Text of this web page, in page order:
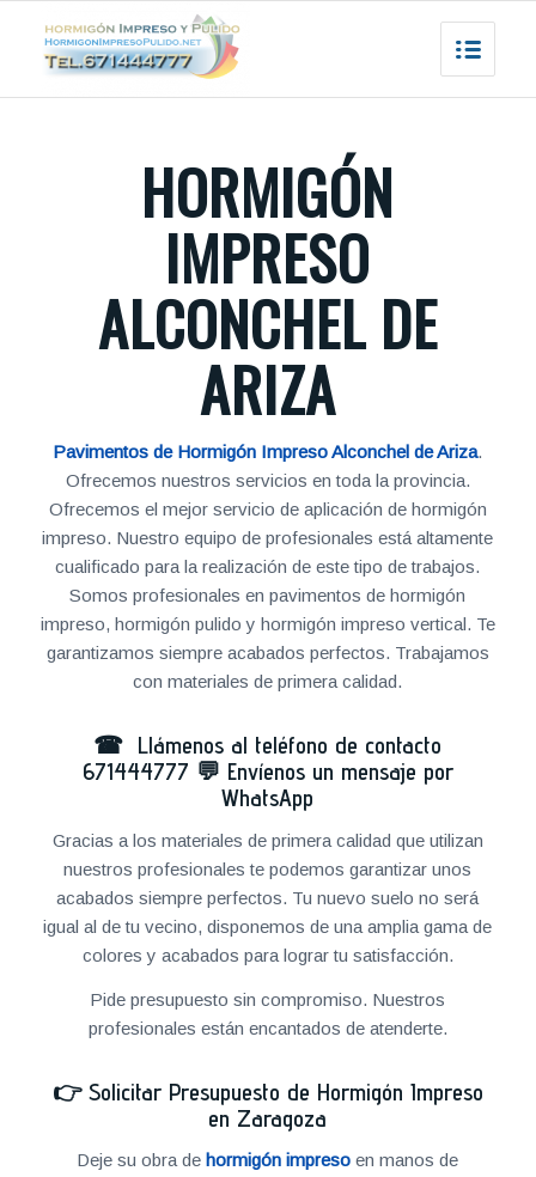
HORMIGÓN
IMPRESO
ALCONCHEL DE
ARIZA
Pavimentos de Hormigón Impreso Alconchel de Ariza.
Ofrecemos nuestros servicios en toda la provincia.
Ofrecemos el mejor servicio de aplicación de hormigón
impreso. Nuestro equipo de profesionales está altamente
cualificado para la realización de este tipo de trabajos.
Somos profesionales en pavimentos de hormigón
impreso, hormigón pulido y hormigón impreso vertical. Te
garantizamos siempre acabados perfectos. Trabajamos
con materiales de primera calidad.
☎ Llámenos al teléfono de contacto
671444777 💬 Envíenos un mensaje por
WhatsApp
Gracias a los materiales de primera calidad que utilizan
nuestros profesionales te podemos garantizar unos
acabados siempre perfectos. Tu nuevo suelo no será
igual al de tu vecino, disponemos de una amplia gama de
colores y acabados para lograr tu satisfacción.
Pide presupuesto sin compromiso. Nuestros
profesionales están encantados de atenderte.
👉 Solicitar Presupuesto de Hormigón Impreso
en Zaragoza
Deje su obra dehormigón impreso en manos de